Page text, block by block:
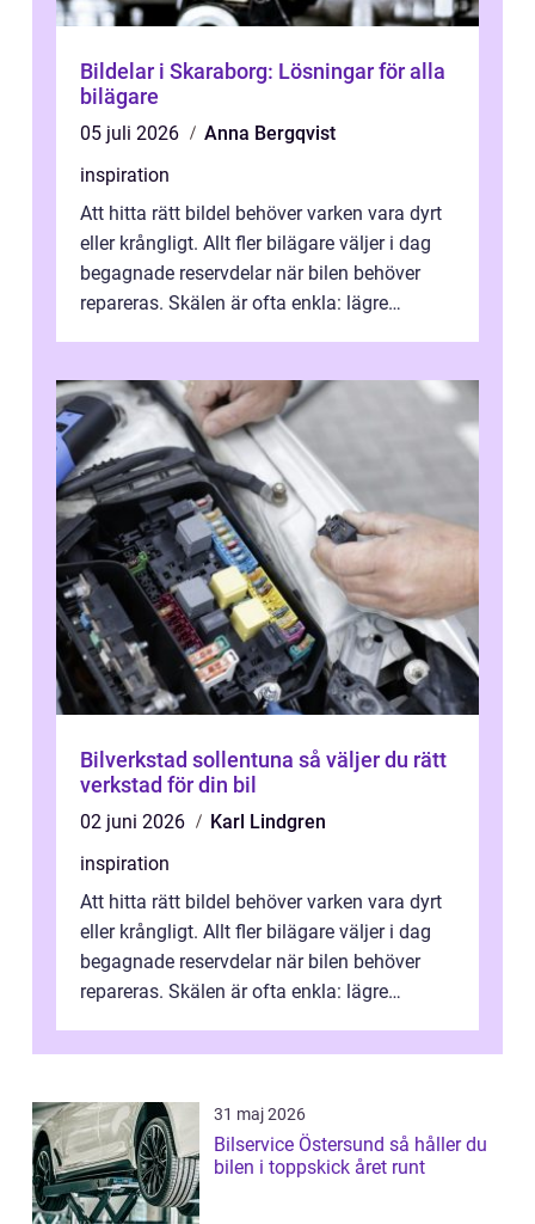
Bildelar i Skaraborg: Lösningar för alla
bilägare
05 juli 2026
Anna Bergqvist
inspiration
Att hitta rätt bildel behöver varken vara dyrt
eller krångligt. Allt fler bilägare väljer i dag
begagnade reservdelar när bilen behöver
repareras. Skälen är ofta enkla: lägre
Bilverkstad sollentuna så väljer du rätt
verkstad för din bil
02 juni 2026
Karl Lindgren
inspiration
Att hitta rätt bildel behöver varken vara dyrt
eller krångligt. Allt fler bilägare väljer i dag
begagnade reservdelar när bilen behöver
repareras. Skälen är ofta enkla: lägre
31 maj 2026
Bilservice Östersund så håller du
bilen i toppskick året runt